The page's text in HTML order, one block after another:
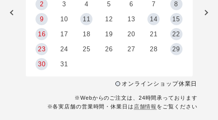
2 3 4 5 6 7 8
9 10 11 12 13 14 15
16 17 18 19 20 21 22
23 24 25 26 27 28 29
30 31
オンラインショップ休業日
※Webからのご注文は、24時間承っております
※各実店舗の営業時間・休業日は 店舗情報 をご覧ください